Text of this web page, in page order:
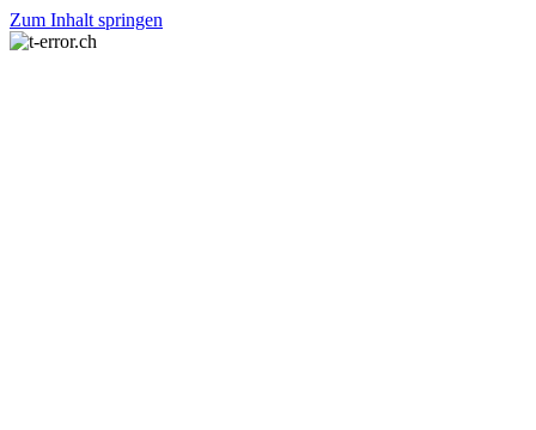
Zum Inhalt springen